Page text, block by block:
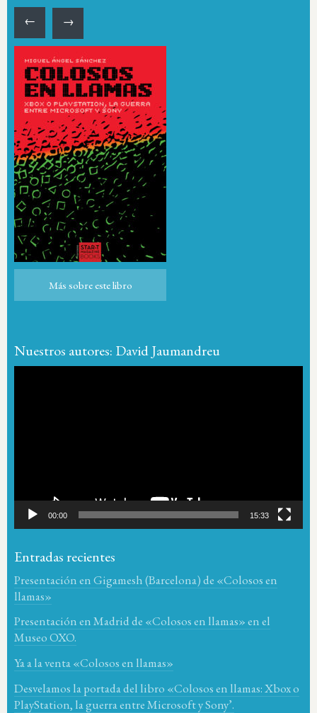
← →
Más sobre este libro
Nuestros autores: David Jaumandreu
00:00 15:33
Entradas recientes
Presentación en Gigamesh (Barcelona) de «Colosos en
llamas»
Presentación en Madrid de «Colosos en llamas» en el
Museo OXO.
Ya a la venta «Colosos en llamas»
Desvelamos la portada del libro «Colosos en llamas: Xbox o
PlayStation, la guerra entre Microsoft y Sony’.